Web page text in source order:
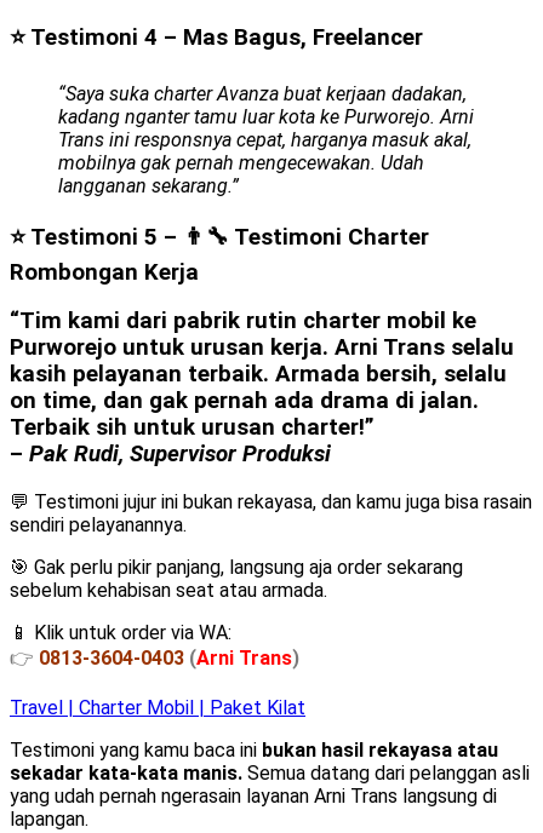
⭐ Testimoni 4 – Mas Bagus, Freelancer
“Saya suka charter Avanza buat kerjaan dadakan,
kadang nganter tamu luar kota ke Purworejo. Arni
Trans ini responsnya cepat, harganya masuk akal,
mobilnya gak pernah mengecewakan. Udah
langganan sekarang.”
⭐ Testimoni 5 – 👨‍🔧 Testimoni Charter
Rombongan Kerja
“Tim kami dari pabrik rutin charter mobil ke
Purworejo untuk urusan kerja. Arni Trans selalu
kasih pelayanan terbaik. Armada bersih, selalu
on time, dan gak pernah ada drama di jalan.
Terbaik sih untuk urusan charter!”
– Pak Rudi, Supervisor Produksi
💬 Testimoni jujur ini bukan rekayasa, dan kamu juga bisa rasain
sendiri pelayanannya.
🎯 Gak perlu pikir panjang, langsung aja order sekarang
sebelum kehabisan seat atau armada.
📱 Klik untuk order via WA:
👉 0813-3604-0403 (Arni Trans)
Travel | Charter Mobil | Paket Kilat
Testimoni yang kamu baca ini bukan hasil rekayasa atau
sekadar kata-kata manis. Semua datang dari pelanggan asli
yang udah pernah ngerasain layanan Arni Trans langsung di
lapangan.